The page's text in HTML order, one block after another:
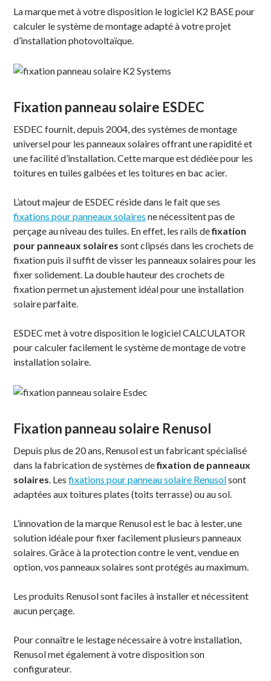
La marque met à votre disposition le logiciel K2 BASE pour
calculer le système de montage adapté à votre projet
d’installation photovoltaïque.
Fixation panneau solaire ESDEC
ESDEC fournit, depuis 2004, des systèmes de montage
universel pour les panneaux solaires offrant une rapidité et
une facilité d’installation. Cette marque est dédiée pour les
toitures en tuiles galbées et les toitures en bac acier.
L’atout majeur de ESDEC réside dans le fait que ses
fixations pour panneaux solaires ne nécessitent pas de
perçage au niveau des tuiles. En effet, les rails defixation
pour panneaux solaires sont clipsés dans les crochets de
fixation puis il suffit de visser les panneaux solaires pour les
fixer solidement. La double hauteur des crochets de
fixation permet un ajustement idéal pour une installation
solaire parfaite.
ESDEC met à votre disposition le logiciel CALCULATOR
pour calculer facilement le système de montage de votre
installation solaire.
Fixation panneau solaire Renusol
Depuis plus de 20 ans, Renusol est un fabricant spécialisé
dans la fabrication de systèmes defixation de panneaux
solaires. Lesfixations pour panneau solaire Renusolsont
adaptées aux toitures plates (toits terrasse) ou au sol.
L’innovation de la marque Renusol est le bac à lester, une
solution idéale pour fixer facilement plusieurs panneaux
solaires. Grâce à la protection contre le vent, vendue en
option, vos panneaux solaires sont protégés au maximum.
Les produits Renusol sont faciles à installer et nécessitent
aucun perçage.
Pour connaître le lestage nécessaire à votre installation,
Renusol met également à votre disposition son
configurateur.